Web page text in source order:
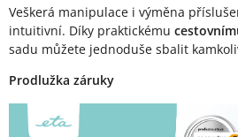
Veškerá manipulace i výměna
intuitivní. Díky praktickému
sadu můžete jednoduše sbalit
Prodlužka záruky